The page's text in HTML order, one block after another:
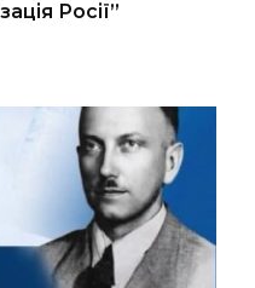
Росії”